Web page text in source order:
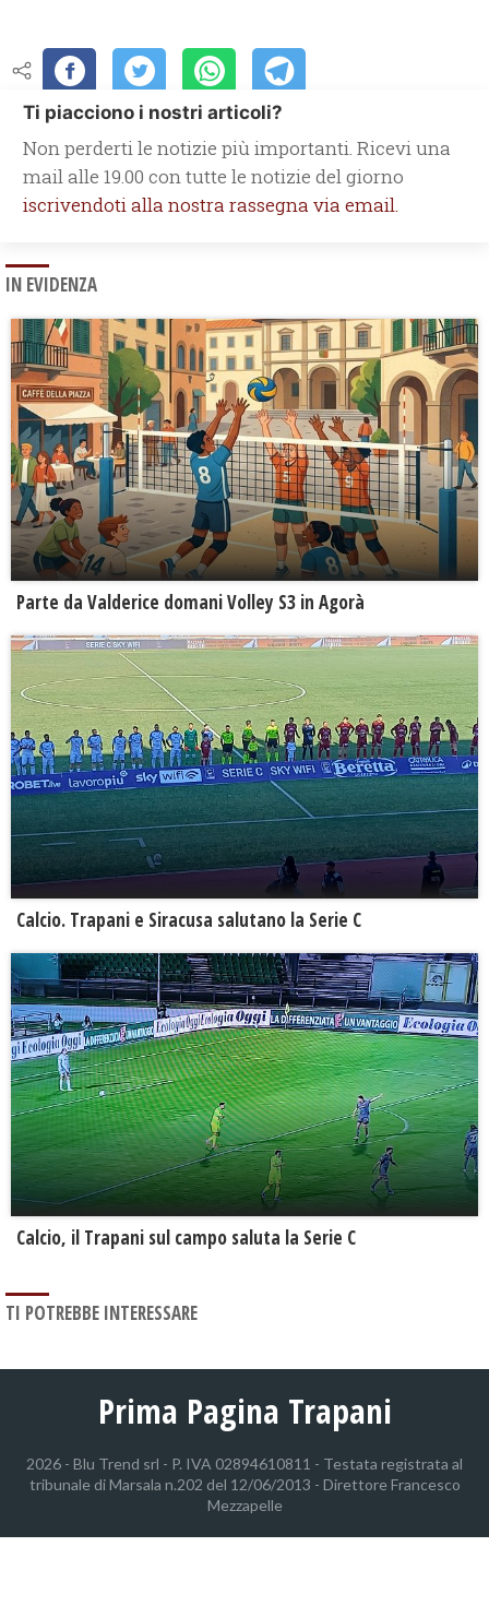
Ti piacciono i nostri articoli?
Non perderti le notizie più importanti. Ricevi una
mail alle 19.00 con tutte le notizie del giorno
iscrivendoti alla nostra rassegna via email.
IN EVIDENZA
Parte da Valderice domani Volley S3 in Agorà
Calcio. Trapani e Siracusa salutano la Serie C
Calcio, il Trapani sul campo saluta la Serie C
TI POTREBBE INTERESSARE
Prima Pagina Trapani
2026 - Blu Trend srl - P. IVA 02894610811 - Testata registrata al
tribunale di Marsala n.202 del 12/06/2013 - Direttore Francesco
Mezzapelle